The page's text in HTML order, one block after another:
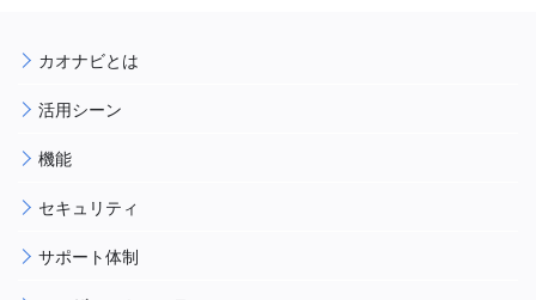
カオナビとは
活用シーン
機能
セキュリティ
サポート体制